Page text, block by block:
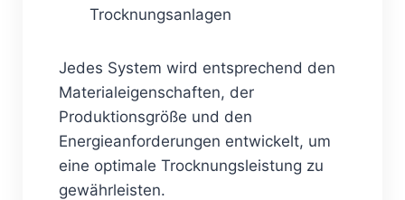
Trocknungsanlagen
Jedes System wird entsprechend den
Materialeigenschaften, der
Produktionsgröße und den
Energieanforderungen entwickelt, um
eine optimale Trocknungsleistung zu
gewährleisten.